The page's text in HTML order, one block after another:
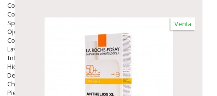
Comprimidos
Colirios
Sprays
Ojos Y Oidos
Congestión
Lavado Ojos
Inflamación Del Oido (otitis)
Higiene Oido
Deshabituación Tabaquismo
Chicles
Piel
Venta